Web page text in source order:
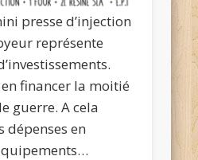
presse d’injection
représente
financer la moitié
guerre. A cela
dépenses en